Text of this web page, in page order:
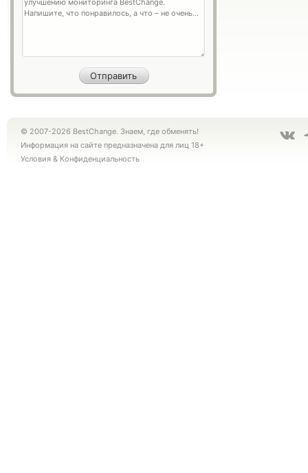
© 2007-2026 BestChange. Знаем, где обменять!
Информация на сайте предназначена для лиц 18+
Условия & Конфиденциальность